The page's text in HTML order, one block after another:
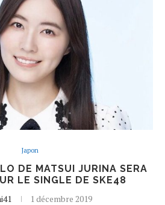
Japon
DE MATSUI JURINA SERA
LE SINGLE DE SKE48
1 décembre 2019